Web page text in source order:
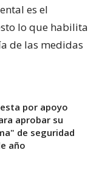
es el
lo que habilita
de las medidas
por apoyo
aprobar su
de seguridad
año